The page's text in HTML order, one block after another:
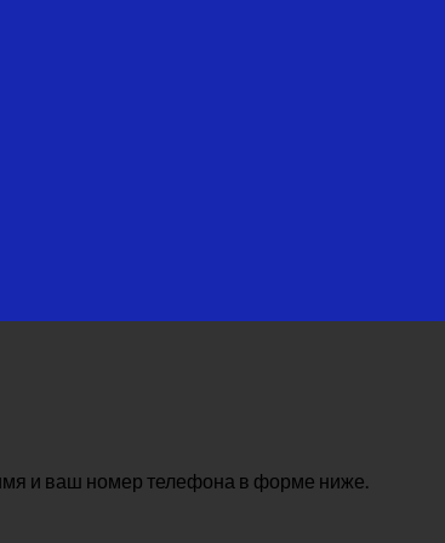
и ваш номер телефона в форме ниже.